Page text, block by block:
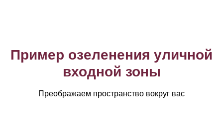
Пример озеленения уличной
входной зоны
Преображаем пространство вокруг вас